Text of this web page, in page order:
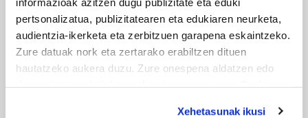
pertsonalizatua, publizitatearen eta edukiaren neurketa,
audientzia-ikerketa eta zerbitzuen garapena eskaintzeko.
Zure datuak nork eta zertarako erabiltzen dituen
hautatzeko aukera duzu. Zure onespena aldatzen edo
Xehetasunak ikusi